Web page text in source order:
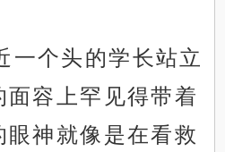
一个头的学长站立
容上罕见得带着
神就像是在看救